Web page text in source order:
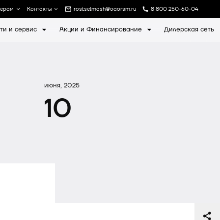
Контакты rostselmash@oaorsm.ru 8 800 250-60-04
и сервис Акции и Финансирование Дилерская сеть
июня, 2025
10